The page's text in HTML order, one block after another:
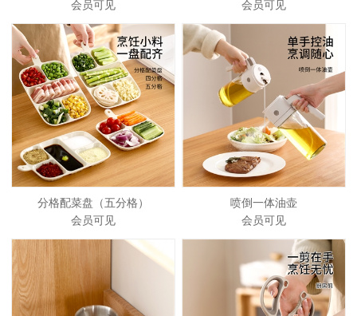
会员可见
会员可见
分格配菜盘（五分格）
会员可见
喷倒一体油壶
会员可见